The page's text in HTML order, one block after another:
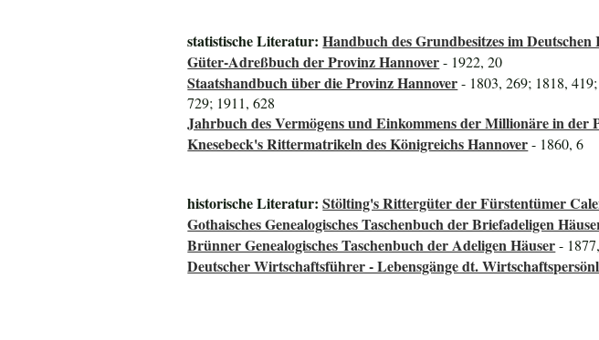
statistische Literatur:Handbuch des Grundbesitzes im Deutschen
Güter-Adreßbuch der Provinz Hannover- 1922, 20
Staatshandbuch über die Provinz Hannover- 1803, 269; 1818,
729; 1911, 628
Jahrbuch des Vermögens und Einkommens der Millionäre in der
Knesebeck's Rittermatrikeln des Königreichs Hannover- 1860, 6
historische Literatur:Stölting's Rittergüter der Fürstentümer
Gothaisches Genealogisches Taschenbuch der Briefadeligen
Brünner Genealogisches Taschenbuch der Adeligen Häuser-
Deutscher Wirtschaftsführer - Lebensgänge dt.